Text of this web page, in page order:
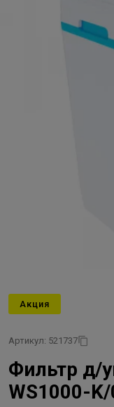
Акция
Артикул: 521737
Фильтр д/
WS1000-